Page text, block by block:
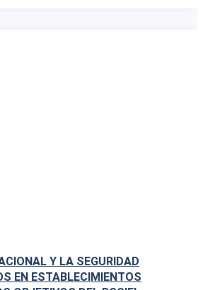
Y LA SEGURIDAD
EN ESTABLECIMIENTOS